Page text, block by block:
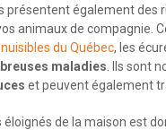
présentent également des
animaux de compagnie.
nuisibles du Québec, les
maladies . Ils sont
et peuvent également
éloignés de la maison est